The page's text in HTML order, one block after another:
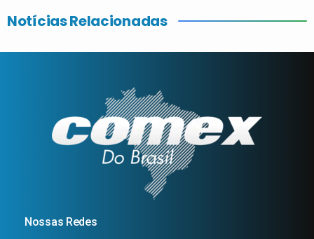
Notícias Relacionadas
Nossas Redes